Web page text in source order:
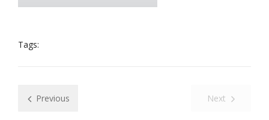
Tags:
Previous Next